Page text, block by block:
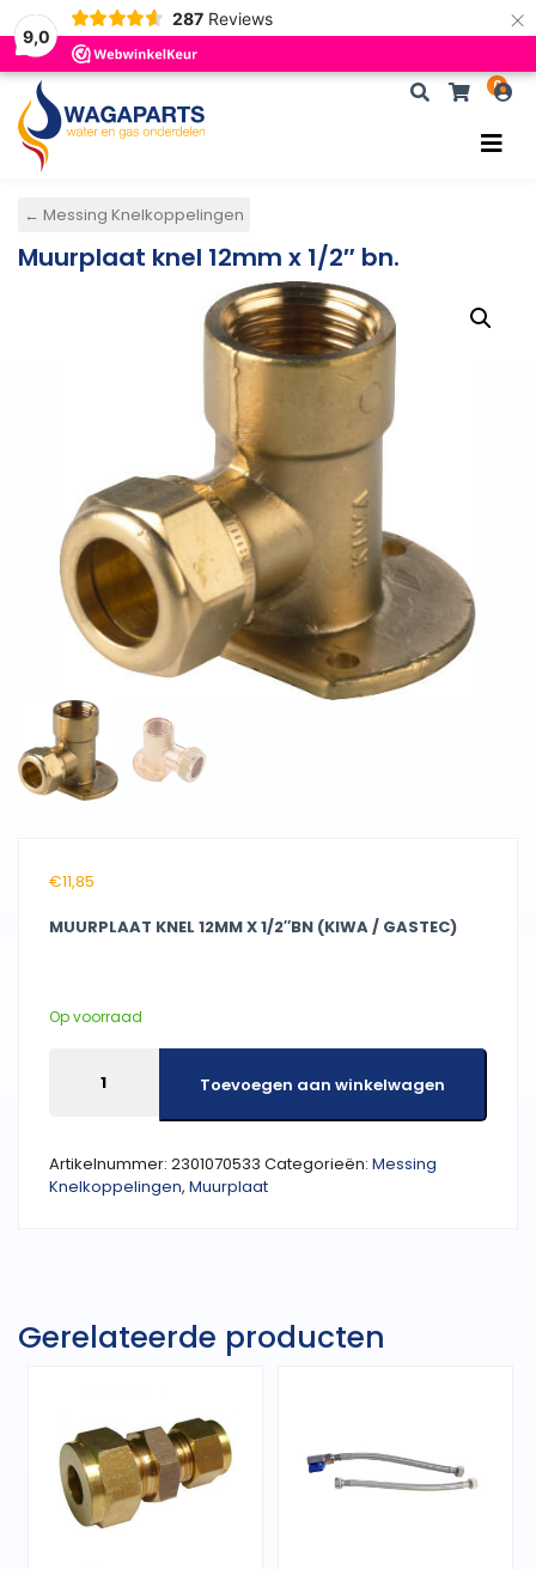
9,0
287 Reviews ×
×
Zoeken
0
← Messing Knelkoppelingen
Muurplaat knel 12mm x 1/2″ bn.
€11,85
MUURPLAAT KNEL 12MM X 1/2″BN (KIWA / GASTEC)
Op voorraad
bn.
aantal
Toevoegen aan winkelwagen
Artikelnummer: 2301070533 Categorieën: Messing
Knelkoppelingen, Muurplaat
Gerelateerde producten